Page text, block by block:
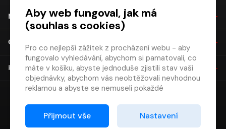
NÁKUP
O SPOLEČNOSTI
KONTAKT
Aby web fungoval, jak má
(souhlas s cookies)
Pro co nejlepší zážitek z procházení webu - aby
fungovalo vyhledávání, abychom si pamatovali, co
máte v košíku, abyste jednoduše zjistili stav vaší
objednávky, abychom vás neobtěžovali nevhodnou
reklamou a abyste se nemuseli pokaždé
Proto od vás potřebujeme souhlas se
zpracováním souborů cookies
Přijmout vše Nastavení